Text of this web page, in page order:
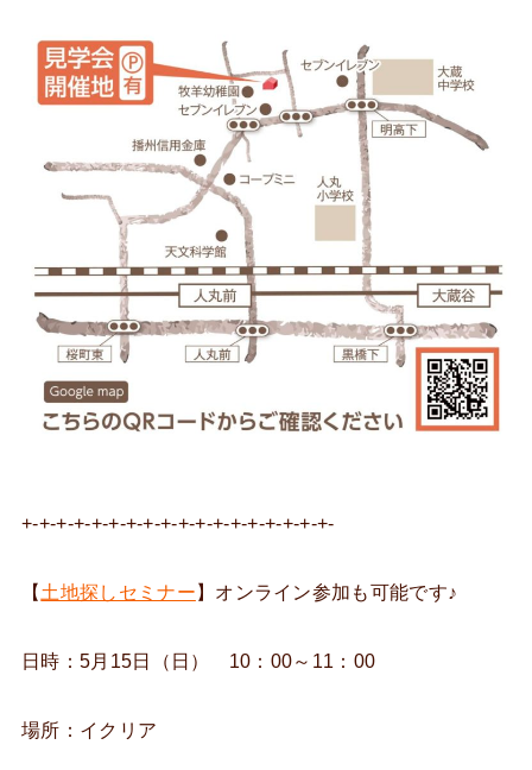
+-+-+-+-+-+-+-+-+-+-+-+-+-+-+-+-+-+-
【 土地探しセミナー 】オンライン参加も可能です♪
日時：5月15日（日） 10：00～11：00
場所：イクリア